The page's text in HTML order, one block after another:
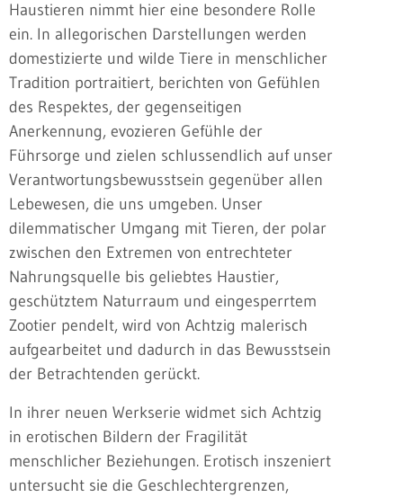
Haustieren nimmt hier eine besondere Rolle
ein. In allegorischen Darstellungen werden
domestizierte und wilde Tiere in menschlicher
Tradition portraitiert, berichten von Gefühlen
des Respektes, der gegenseitigen
Anerkennung, evozieren Gefühle der
Führsorge und zielen schlussendlich auf unser
Verantwortungsbewusstsein gegenüber allen
Lebewesen, die uns umgeben. Unser
dilemmatischer Umgang mit Tieren, der polar
zwischen den Extremen von entrechteter
Nahrungsquelle bis geliebtes Haustier,
geschütztem Naturraum und eingesperrtem
Zootier pendelt, wird von Achtzig malerisch
aufgearbeitet und dadurch in das Bewusstsein
der Betrachtenden gerückt.
In ihrer neuen Werkserie widmet sich Achtzig
in erotischen Bildern der Fragilität
menschlicher Beziehungen. Erotisch inszeniert
untersucht sie die Geschlechtergrenzen,